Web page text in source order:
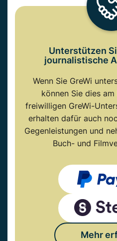
Unterstützen
journalistische
Wenn Sie GreWi
können Sie dies
freiwilligen GreWi-
erhalten dafür auch
Gegenleistungen und
Buch- und
Mehr